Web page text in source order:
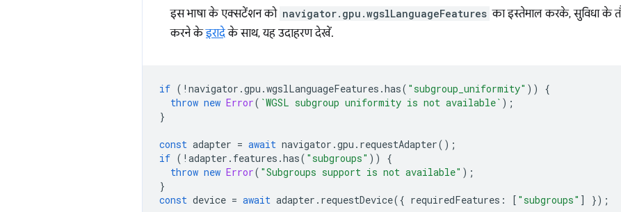
इस भाषा के एक्सटेंशन को navigator.gpu.wgslLanguageFeatures का इस्तेमाल करके, सुविधा के
करने केइरादेके साथ, यह उदाहरण देखें.
if ( ! navigator .gpu .wgslLanguageFeatures .has( "subgroup_uniformity" ))
{
throw new Error( `WGSL subgroup uniformity is not available` );
}
const adapter = await navigator .gpu . requestAdapter();
if ( ! adapter . features .has( "subgroups" ))
{
throw new Error( "Subgroups support is not available" );
}
const device = await adapter . requestDevice({ requiredFeatures : [ "subgroups" ] });